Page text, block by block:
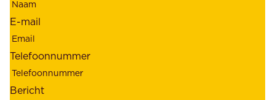
u
w
b
a
a
r
E-mail
Telefoonnummer
Bericht